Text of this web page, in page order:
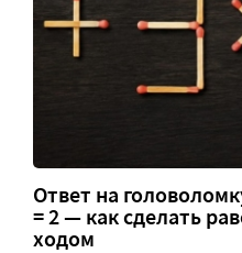
Ответ на
= 2 — как сделать
ходом